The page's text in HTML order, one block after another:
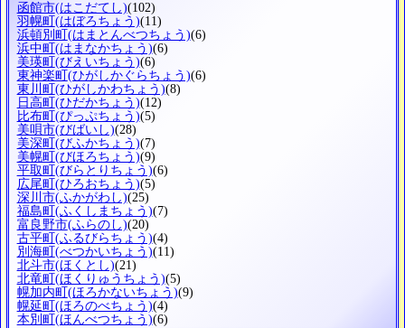
函館市(はこだてし)(102)
羽幌町 (はぼろちょう)(11)
浜頓別町 (はまとんべつちょう)(6)
浜中町 (はまなかちょう)(6)
美瑛町 (びえいちょう)(6)
東神楽町 (ひがしかぐらちょう)(6)
東川町 (ひがしかわちょう)(8)
日高町 (ひだかちょう)(12)
比布町 (ぴっぷちょう)(5)
美唄市(びばいし)(28)
美深町 (びふかちょう)(7)
美幌町 (びほろちょう)(9)
平取町 (びらとりちょう)(6)
広尾町 (ひろおちょう)(5)
深川市(ふかがわし)(25)
福島町 (ふくしまちょう)(7)
富良野市(ふらのし)(20)
古平町 (ふるびらちょう)(4)
別海町 (べつかいちょう)(11)
北斗市(ほくとし)(21)
北竜町 (ほくりゅうちょう)(5)
幌加内町 (ほろかないちょう)(9)
幌延町 (ほろのべちょう)(4)
本別町 (ほんべつちょう)(6)